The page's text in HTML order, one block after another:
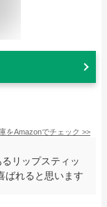
をAmazonでチェック >>
リップスティッ
ばれると思います